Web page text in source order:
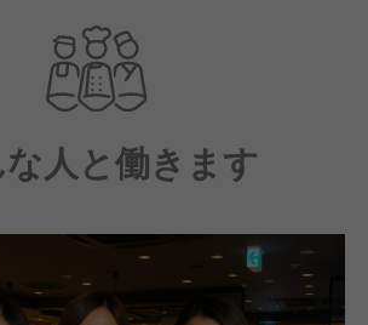
一人ひとりに笑顔と心温まる
ることを大切にしています。
タッフ全員が一丸となり、
視しながら日々の業務に取り組んで
興味があり、成長したいと
迎します。あなたの情熱と笑顔を、
にお客様に届けてください。
人と働きます